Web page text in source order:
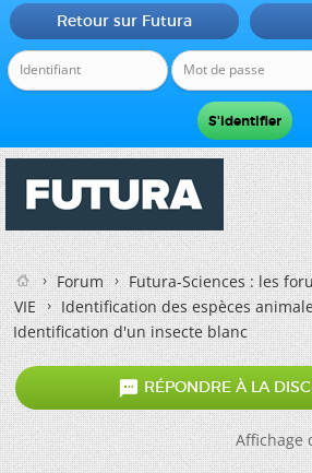
Retour sur Futura
Forum
Futura-Sciences : les
VIE
Identification des espèces
Identification d'un insecte blanc
 RÉPONDRE À LA
Affichage